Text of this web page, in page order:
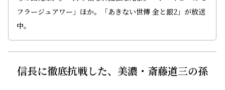
フラージュアワー」ほか。「あきない世傳 金と銀2」が放送
中。
信長に徹底抗戦した、美濃・斎藤道三の孫